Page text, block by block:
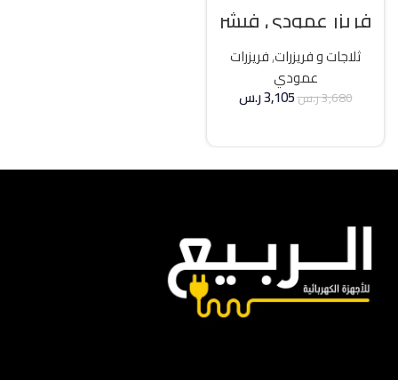
فريزر عمودي فيشر
21 قدم انفرتر – فضي
ثلاجات و فريزرات,فريزرات
عمودي
3,680ر.س3,105ر.س